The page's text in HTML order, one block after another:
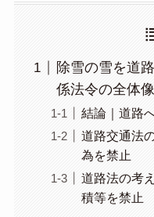
除雪の雪を道
係法令の全体像
結論｜道路
道路交通法
為を禁止
道路法の考
積等を禁止